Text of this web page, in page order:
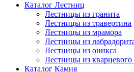
Каталог Лестниц
Лестницы из гранита
Лестницы из травертина
Лестницы из мрамора
Лестницы из
Лестницы из оникса
Лестницы из кварцевого
Каталог Камня